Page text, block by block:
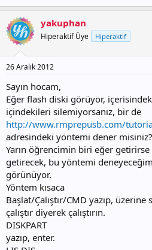
yakuphan
Hiperaktif Üye Hiperaktif
26 Aralık 2012
Sayın hocam,
Eğer flash diski görüyor,
içindekileri silemiyorsanız, bir de
http://www.rmprepusb.com/
adresindeki yöntemi dener misiniz?
Yarın öğrencimin biri eğer
getirecek, bu yöntemi
görünüyor.
Yöntem kısaca
Başlat/Çalıştır/CMD yazıp, üzerine
çalıştır diyerek çalıştırın.
DISKPART
yazıp, enter.